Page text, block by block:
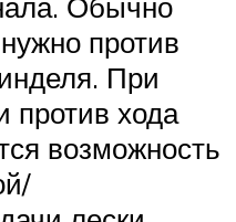
против
При
против хода
возможность